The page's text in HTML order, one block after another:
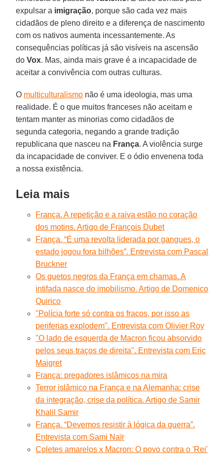
expulsar a imigração, porque são cada vez mais
cidadãos de pleno direito e a diferença de nascimento
com os nativos aumenta incessantemente. As
consequências políticas já são visíveis na ascensão
doVox. Mas, ainda mais grave é a incapacidade de
aceitar a convivência com outras culturas.
O multiculturalismo não é uma ideologia, mas uma
realidade. É o que muitos franceses não aceitam e
tentam manter as minorias como cidadãos de
segunda categoria, negando a grande tradição
republicana que nasceu na França. A violência surge
da incapacidade de conviver. E o ódio envenena toda
a nossa existência.
Leia mais
França. A repetição e a raiva estão no coração
dos motins. Artigo de François Dubet
França. “É uma revolta liderada por gangues, o
estado jogou fora bilhões”. Entrevista com Pascal
Bruckner
Os guetos negros da França em chamas. A
intifada nasce do imobilismo. Artigo de Domenico
Quirico
"Polícia forte só contra os fracos, por isso as
periferias explodem". Entrevista com Olivier Roy
"O lado de esquerda de Macron ficou absorvido
pelos seus traços de direita". Entrevista com Eric
Maigret
França: pregadores islâmicos na mira
Terror islâmico na França e na Alemanha: crise
da integração, crise da política. Artigo de Samir
Khalil Samir
França. “Devemos resistir à lógica da guerra”.
Entrevista com Sami Naïr
Coletes amarelos x Macron: O povo contra o 'Rei'